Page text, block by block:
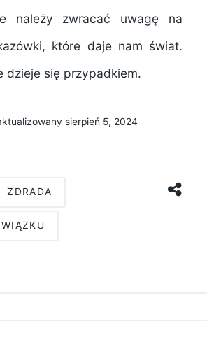
należy zwracać uwagę na
które daje nam świat.
dzieje się przypadkiem.
sierpień 5, 2024
ZDRADA